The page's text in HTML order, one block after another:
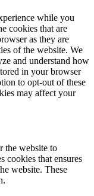
while you
cookies that are
as they are
of the website. We
and understand how
in your browser
to opt-out of these
may affect your
the website to
cookies that ensures
website. These